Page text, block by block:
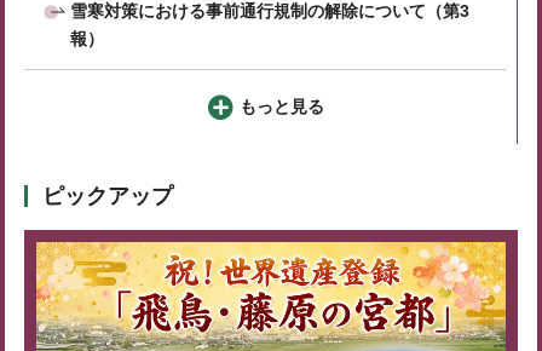
雪寒対策における事前通行規制の解除について（第3
報）
もっと見る
ピックアップ